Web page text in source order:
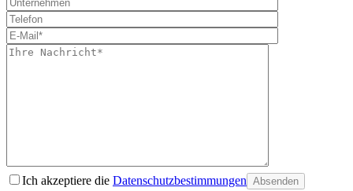
Ich akzeptiere die Datenschutzbestimmungen Absenden